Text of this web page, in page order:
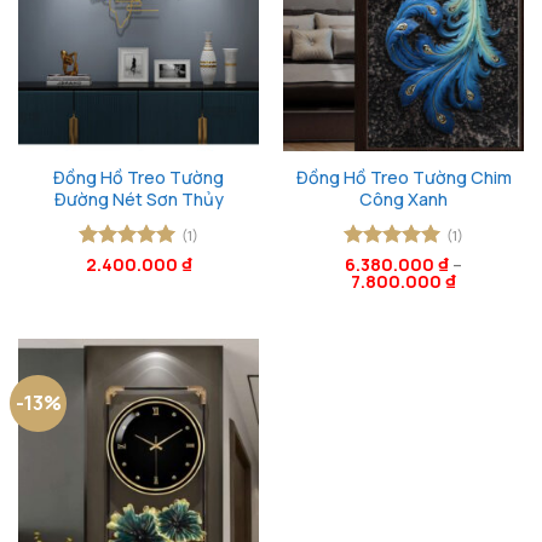
Đồng Hồ Treo Tường
Đường Nét Sơn Thủy
Được xếp
(1)
2.400.000 ₫
Đồng Hồ Treo Tường Chim
Công Xanh
Được xếp
hạng55
(1)
6.380.000 ₫ –
7.800.000 ₫
-13%